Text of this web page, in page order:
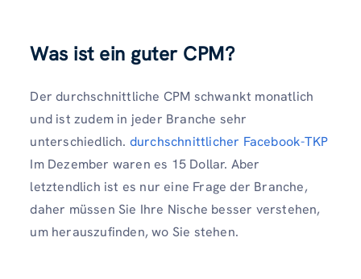
Was ist ein guter CPM?
Der durchschnittliche CPM schwankt monatlich
und ist zudem in jeder Branche sehr
unterschiedlich. durchschnittlicher Facebook-TKP
Im Dezember waren es 15 Dollar. Aber
letztendlich ist es nur eine Frage der Branche,
daher müssen Sie Ihre Nische besser verstehen,
um herauszufinden, wo Sie stehen.